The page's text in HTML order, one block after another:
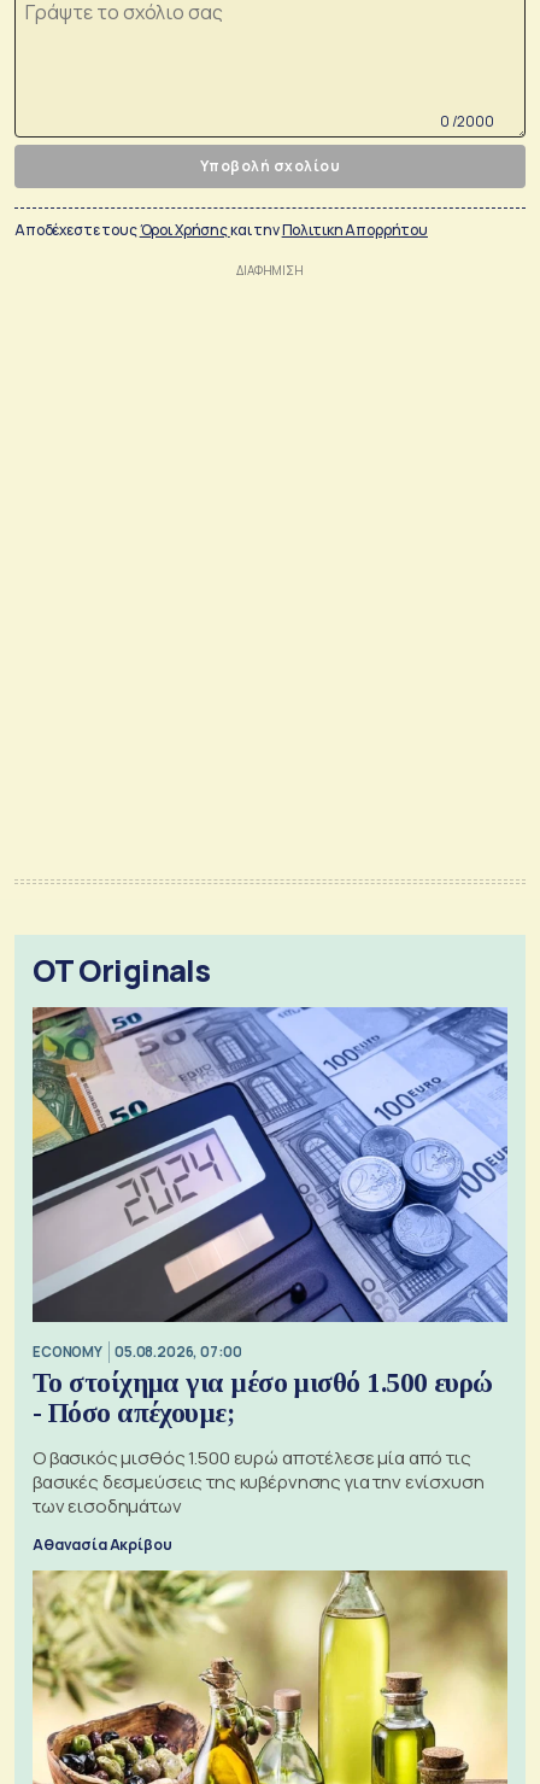
0 /2000
Υποβολή σχολίου
Αποδέχεστε τουςΌροι Χρήσηςκαι τηνΠολιτικη Απορρήτου
OT Originals
ECONOMY 05.08.2026, 07:00
Το στοίχημα για μέσο μισθό 1.500 ευρώ
- Πόσο απέχουμε;
Ο βασικός μισθός 1.500 ευρώ αποτέλεσε μία από τις
βασικές δεσμεύσεις της κυβέρνησης για την ενίσχυση
των εισοδημάτων
Αθανασία Ακρίβου